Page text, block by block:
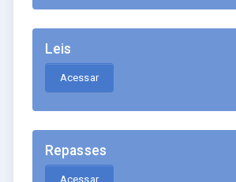
Leis
Acessar
Repasses
Acessar